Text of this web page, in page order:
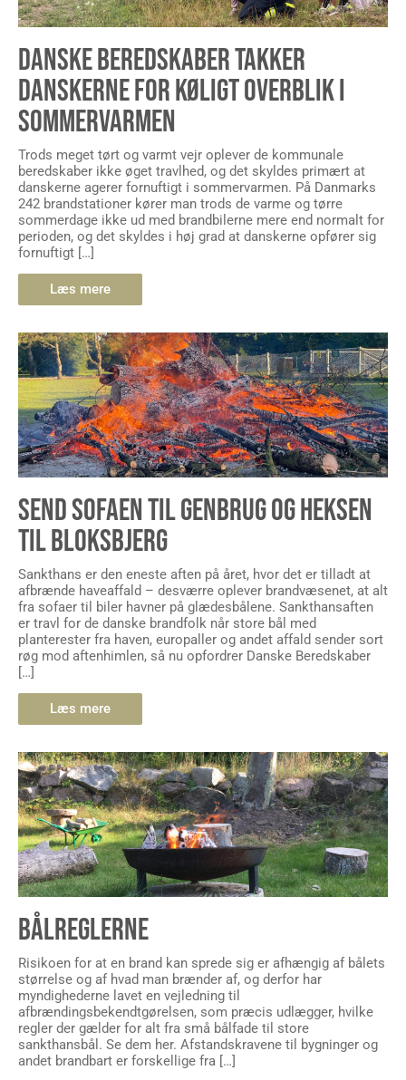
DANSKE BEREDSKABER TAKKER
DANSKERNE FOR KØLIGT OVERBLIK I
SOMMERVARMEN
Trods meget tørt og varmt vejr oplever de kommunale
beredskaber ikke øget travlhed, og det skyldes primært at
danskerne agerer fornuftigt i sommervarmen. På Danmarks
242 brandstationer kører man trods de varme og tørre
sommerdage ikke ud med brandbilerne mere end normalt for
perioden, og det skyldes i høj grad at danskerne opfører sig
fornuftigt […]
Læs mere
SEND SOFAEN TIL GENBRUG OG HEKSEN
TIL BLOKSBJERG
Sankthans er den eneste aften på året, hvor det er tilladt at
afbrænde haveaffald – desværre oplever brandvæsenet, at alt
fra sofaer til biler havner på glædesbålene. Sankthansaften
er travl for de danske brandfolk når store bål med
planterester fra haven, europaller og andet affald sender sort
røg mod aftenhimlen, så nu opfordrer Danske Beredskaber
[…]
Læs mere
BÅLREGLERNE
Risikoen for at en brand kan sprede sig er afhængig af bålets
størrelse og af hvad man brænder af, og derfor har
myndighederne lavet en vejledning til
afbrændingsbekendtgørelsen, som præcis udlægger, hvilke
regler der gælder for alt fra små bålfade til store
sankthansbål. Se dem her. Afstandskravene til bygninger og
andet brandbart er forskellige fra […]